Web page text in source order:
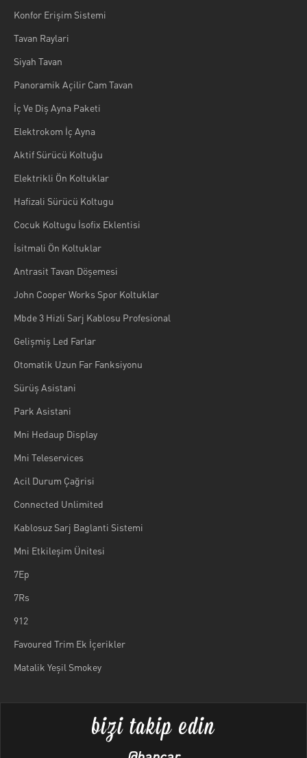
Konfor Erişim Sistemi
Tavan Raylari
Siyah Tavan
Panoramik Açilir Cam Tavan
İç Ve Diş Ayna Paketi
Elektrokom İç Ayna
Aktif Sürücü Koltuğu
Elektrikli Ön Koltuklar
Hafizali Sürücü Koltugu
Cocuk Koltugu İsofix Eklentisi
İsitmali Ön Koltuklar
Antrasit Tavan Döşemesi
John Cooper Works Spor Koltuklar
Mbde 3 Hizli Sarj Kablosu Profesional
Gelişmiş Led Farlar
Otomatik Uzun Far Fanksiyonu
Sürüş Asistani
Park Asistani
Mni Hedaup Display
Mni Teleservices
Acil Durum Çağrisi
Connected Unlimited
Kablosuz Sarj Baglanti Sistemi
Mni Etkileşim Ünitesi
7Ep
7Rs
912
Favoured Trim Ek İçerikler
Matalik Yeşil Smokey
bizi takip edin